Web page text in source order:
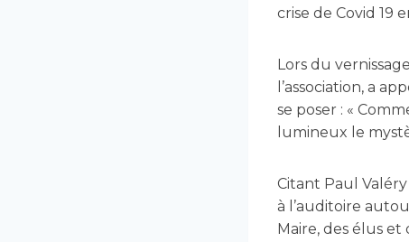
crise de Covid 19
Lors du
l’association, a
se poser : «
lumineux le
Citant Paul
à l’auditoire
Maire, des élus et